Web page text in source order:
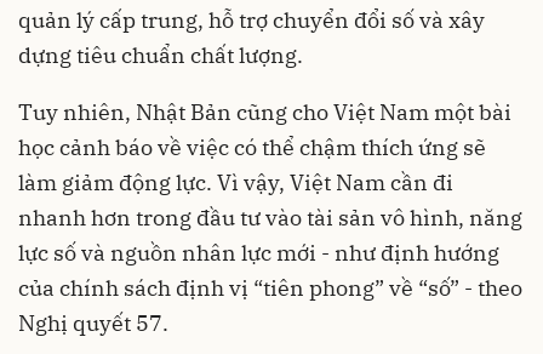
quản lý cấp trung, hỗ trợ chuyển đổi số và xây
dựng tiêu chuẩn chất lượng.
Tuy nhiên, Nhật Bản cũng cho Việt Nam một bài
học cảnh báo về việc có thể chậm thích ứng sẽ
làm giảm động lực. Vì vậy, Việt Nam cần đi
nhanh hơn trong đầu tư vào tài sản vô hình, năng
lực số và nguồn nhân lực mới - như định hướng
của chính sách định vị “tiên phong” về “số” - theo
Nghị quyết 57.